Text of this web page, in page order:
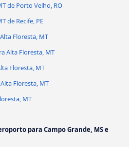
de Porto Velho, RO
de Recife, PE
Floresta, MT
Alta Floresta, MT
Floresta, MT
Floresta, MT
MT
para Campo Grande, MS e